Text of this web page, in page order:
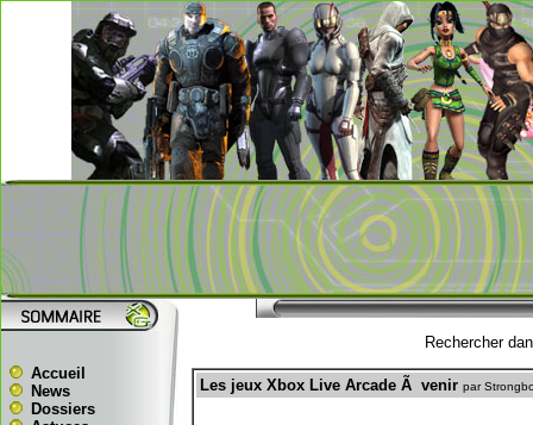
Accueil
News
Dossiers
Rechercher
Les jeux Xbox Live Arcade Ã venir par